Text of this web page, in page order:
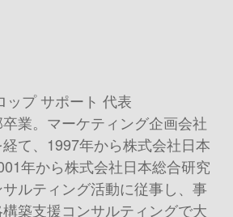
ップ サポート 代表
業。マーケティング企画会社
て、1997年から株式会社日本
年から株式会社日本総合研究
ルティング活動に従事し、事
築支援コンサルティングで大